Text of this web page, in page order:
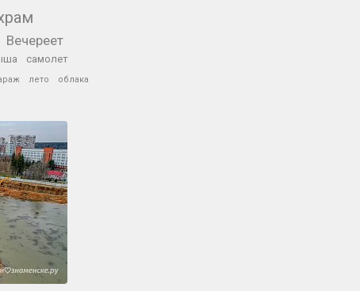
Вечереет
самолет
лето
облака